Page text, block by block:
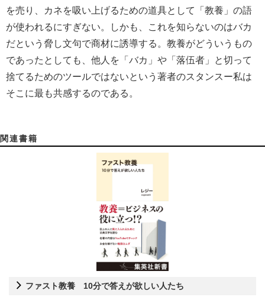
を売り、カネを吸い上げるための道具として「教養」の語
が使われるにすぎない。しかも、これを知らないのはバカ
だという脅し文句で商材に誘導する。教養がどういうもの
であったとしても、他人を「バカ」や「落伍者」と切って
捨てるためのツールではないという著者のスタンスー私は
そこに最も共感するのである。
関連書籍
ファスト教養 10分で答えが欲しい人たち